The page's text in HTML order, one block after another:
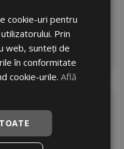
livrare 24/48 ore
Stoc magazin
4
Adauga in cos
cookie-uri pentru
Prin
web, sunteți de
în conformitate
cookie-urile.Află